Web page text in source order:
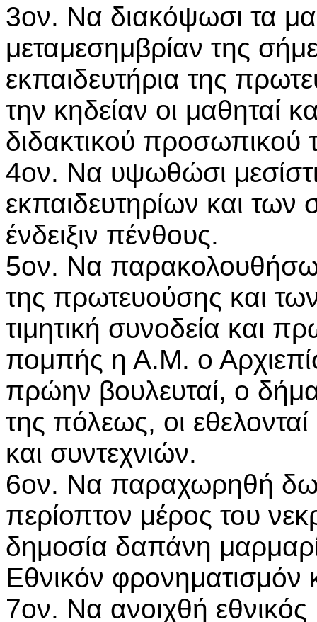
3ον. Να διακόψωσι τα
μεταμεσημβρίαν της
εκπαιδευτήρια της
την κηδείαν οι μαθηταί
διδακτικού προσωπικού
4ον. Να υψωθώσι
εκπαιδευτηρίων και των
ένδειξιν πένθους.
5ον. Να
της πρωτευούσης και
τιμητική συνοδεία και
πομπής η Α.Μ. ο
πρώην βουλευταί, ο
της πόλεως, οι
και συντεχνιών.
6ον. Να παραχωρηθή
περίοπτον μέρος του
δημοσία δαπάνη
Εθνικόν φρονηματισμόν
7ον. Να ανοιχθή εθνικός